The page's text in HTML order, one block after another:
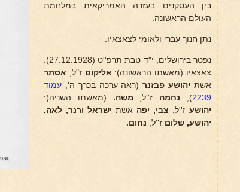
בין העסקנים בעזרה האמריקאית במלחמת
העולם הראשונה.
נתן חנוך עברי ולאומי לצאצאיו.
נפטר בירושלים, י"ד טבת תרפ''ט (27.12.1928).
צאצאיו (מאשתו הראשונה): אליקום ז"ל,
אסתר
אשת יהושע פבזנר(ראה ערכה בכרך ה', עמוד
2239
), נחמה ז''ל, משה. (מאשתו השניה):
יהושע ז''ל, צבי, יפה אשת ישראל ורנר, לאה,
יהושע, שלום ז''ל, נחום.